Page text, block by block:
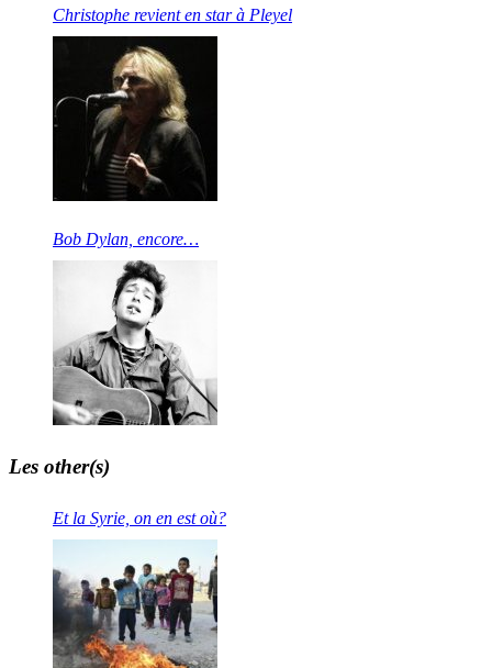
Christophe revient en star à Pleyel
Bob Dylan, encore…
Les other(s)
Et la Syrie, on en est où?